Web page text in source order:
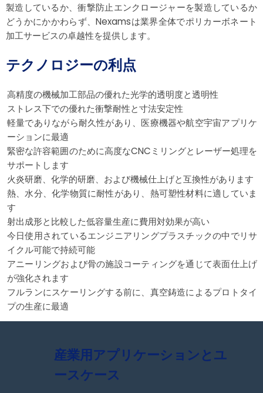
製造しているか、衝撃防止エンクロージャーを製造しているか
どうかにかかわらず、Nexamsは業界全体でポリカーボネート
加工サービスの卓越性を提供します。
テクノロジーの利点
高精度の機械加工部品の優れた光学的透明度と透明性
ストレス下での優れた衝撃耐性と寸法安定性
軽量でありながら耐久性があり、医療機器や航空宇宙アプリケ
ーションに最適
緊密な許容範囲のために高度なCNCミリングとレーザー処理を
サポートします
火炎研磨、化学的研磨、および機械仕上げと互換性があります
熱、水分、化学物質に耐性があり、熱可塑性材料に適していま
す
射出成形と比較した低容量生産に費用対効果が高い
今日使用されているエンジニアリングプラスチックの中でリサ
イクル可能で持続可能
アニーリングおよび骨の施設コーティングを通じて表面仕上げ
が強化されます
フルランにスケーリングする前に、真空鋳造によるプロトタイ
プの生産に最適
産業用アプリケーションとユ
ースケース